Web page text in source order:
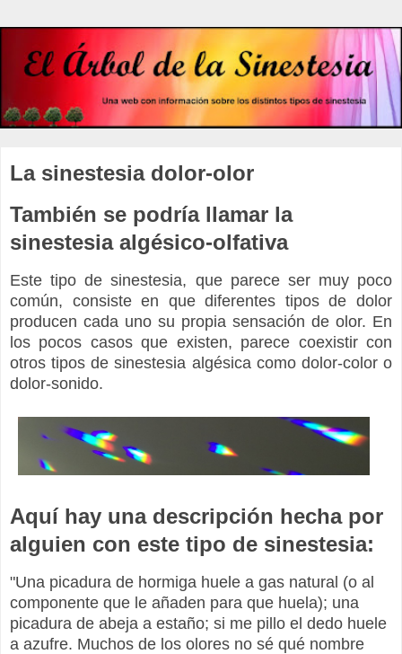
La sinestesia dolor-olor
También se podría llamar la
sinestesia algésico-olfativa
Este tipo de sinestesia, que parece ser muy poco
común, consiste en que diferentes tipos de dolor
producen cada uno su propia sensación de olor. En
los pocos casos que existen, parece coexistir con
otros tipos de sinestesia algésica como dolor-color o
dolor-sonido.
Aquí hay una descripción hecha por
alguien con este tipo de sinestesia:
"Una picadura de hormiga huele a gas natural (o al
componente que le añaden para que huela); una
picadura de abeja a estaño; si me pillo el dedo huele
a azufre. Muchos de los olores no sé qué nombre